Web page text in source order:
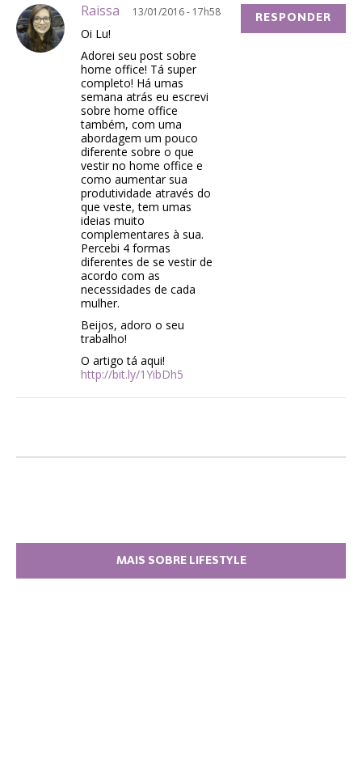
Raissa 13/01/2016 - 17h58
Oi Lu!
Adorei seu post sobre
home office! Tá super
completo! Há umas
semana atrás eu escrevi
sobre home office
também, com uma
abordagem um pouco
diferente sobre o que
vestir no home office e
como aumentar sua
produtividade através do
que veste, tem umas
ideias muito
complementares à sua.
Percebi 4 formas
diferentes de se vestir de
acordo com as
necessidades de cada
mulher.
Beijos, adoro o seu
trabalho!
O artigo tá aqui!
http://bit.ly/1YibDh5
RESPONDER
MAIS SOBRE LIFESTYLE